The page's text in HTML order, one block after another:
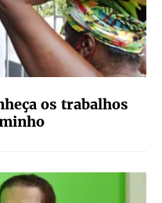
os trabalhos